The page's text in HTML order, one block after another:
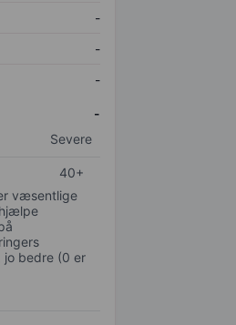
-
-
-
-
Severe
40+
væsentlige
jo bedre (0 er